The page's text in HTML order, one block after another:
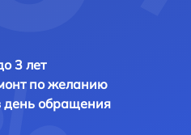
3 лет
по желанию
день обращения